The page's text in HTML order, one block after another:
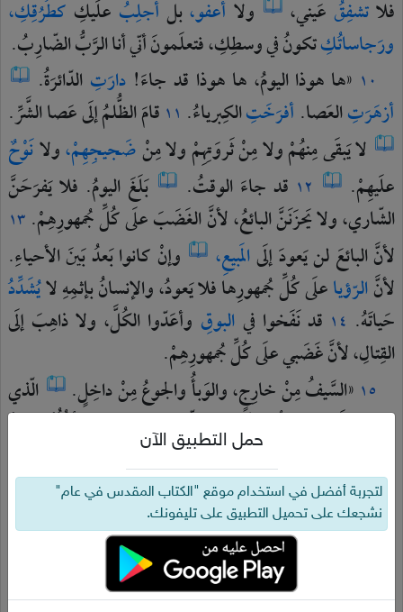
فلاتشفِقُ عَيني، ولا أعفو،بلأجلِبُ علَيكِ كطُرُقِكِ،
ورَجاساتُكِتكونُفيوسطِكِ،فتعلَمونَأنّيأناالرَّبُّالضّارِبُ.
١٠ «هاهوذااليومُ،هاهوذا قدجاءَ! دارَتِالدّائرَةُ.
أزهَرَتِالعَصا.أفرَخَتِالكِبرياءُ. ١١ قامَالظُّلمُإلَىعَصاالشَّرِّ.
لايَبقَىمِنهُمْولامِنْثَروَتِهِمْولامِنْضَجيجِهِمْ،ولانَوْحٌ
علَيهِمْ.
١٢ قدجاءَالوقتُ. بَلَغَاليومُ. فلايَفرَحَنَّ
الشّاري،ولايَحزَنَنَّالبائعُ،لأنَّالغَضَبَعلَىكُلِّجُمهورِهِمْ. ١٣
لأنَّالبائعَلنيَعودَإلَىالمَبيعِ، وإنْكانوابَعدُبَينَالأحياءِ.
لأنَّالرّؤياعلَىكُلِّجُمهورِهافلايَعودُ،والإنسانُبإثمِهِلايُشَدِّدُ
حَياتَهُ. ١٤ قدنَفَخوا في البوقِ وأعَدّواالكُلَّ، ولاذاهِبَإلَى
القِتالِ،لأنَّغَضَبيعلَىكُلِّجُمهورِهِمْ.
١٥ «السَّيفُمِنْخارِجٍ،والوَبأُوالجوعُمِنْداخِلٍ. الّذي
هوفيالحَقلِيَموتُبالسَّيفِ،والّذيهوفيالمدينةِيأكُلُهُالجوعُ
ويَنفَلِتُمِنهُمْمُنفَلِتونَ ويكونونَ
كحَمامِالأوطِئَةِ.كُلُّهُمْيَهدِرونَكُلُّواحِدٍعلَىإثمِهِ.
كُلُّ
الأيديترتَخي، وكُلُّالرُّكَبِتصيرُماءً.١٨ ويَتَنَطَّقونَ
ويَغشاهُمْرُعبٌ، وعلَىجميعِ
وعلَىجميعِرؤوسِهِمْقَرَعٌ.١٩ يُلقونَفِضَّتَهُمْفيالشَّوارِعِ،
حمل التطبيق الآن
لتجربة أفضل في استخدام موقع "الكتاب المقدس في عام"
نشجعك على تحميل التطبيق على تليفونك.